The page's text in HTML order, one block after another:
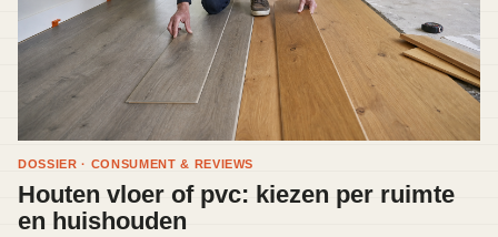
DOSSIER · CONSUMENT & REVIEWS
Houten vloer of pvc: kiezen per ruimte
en huishouden